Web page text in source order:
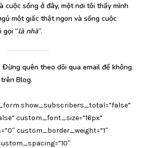
cuộc sống ở đây, một nơi tôi thấy mình
một giấc thật ngon và sống cuộc
gọi “là nhà“.
Đừng quên theo dõi qua email để không
Blog.
show_subscribers_total=”false”
custom_font_size=”16px”
custom_border_weight=”1″